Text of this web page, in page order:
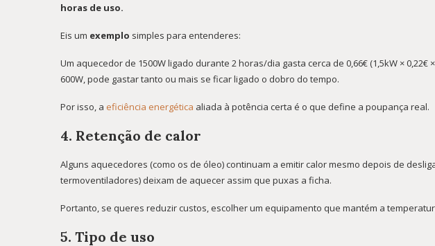
horas de uso.
Eis um exemplo simples para entenderes:
Um aquecedor de 1500W ligado durante 2 horas/dia gasta cerca de 0,66€ (1,5kW × 0,22€
600W, pode gastar tanto ou mais se ficar ligado o dobro do tempo.
Por isso, a eficiência energética aliada à potência certa é o que define a poupança real.
4. Retenção de calor
Alguns aquecedores (como os de óleo) continuam a emitir calor mesmo depois de
termoventiladores) deixam de aquecer assim que puxas a ficha.
Portanto, se queres reduzir custos, escolher um equipamento que mantém a
5. Tipo de uso